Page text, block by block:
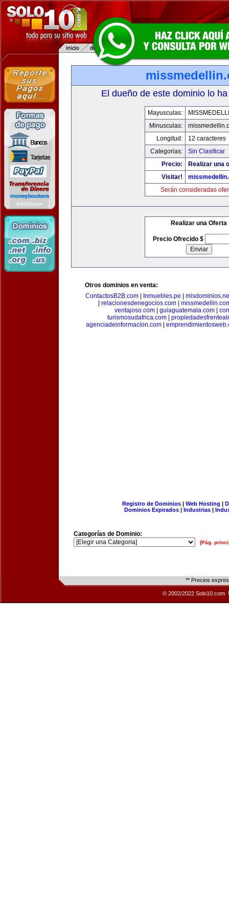
El dueño de este dominio lo
Mayusculas:
Minusculas:
Longitud:
12 caracteres
Categorias:
Sin Clasificar
Precio:
Realizar una
Visitar!
Serán consideradas
Realizar una Oferta
Precio Ofrecido $
Otros dominios en venta:
ContactosB2B.com
Inmuebles.pe
relacionesdenegocios.com|
ventajoso.com
guiaguatemala.com
turismosudafrica.com
agenciadeinformacion.com|
Registro de Dominios| Web Hosting |
Dominios Expirados | Industrias |
Categorías de Dominio:
[Pág.
** Precios
© 2002/2022 Solo10.com